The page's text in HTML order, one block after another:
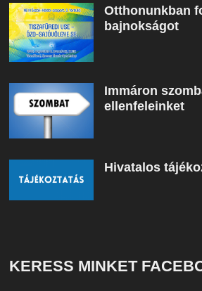
Otthonunkban
bajnokságot
Immáron
ellenfeleinket
Hivatalos
KERESS MINKET